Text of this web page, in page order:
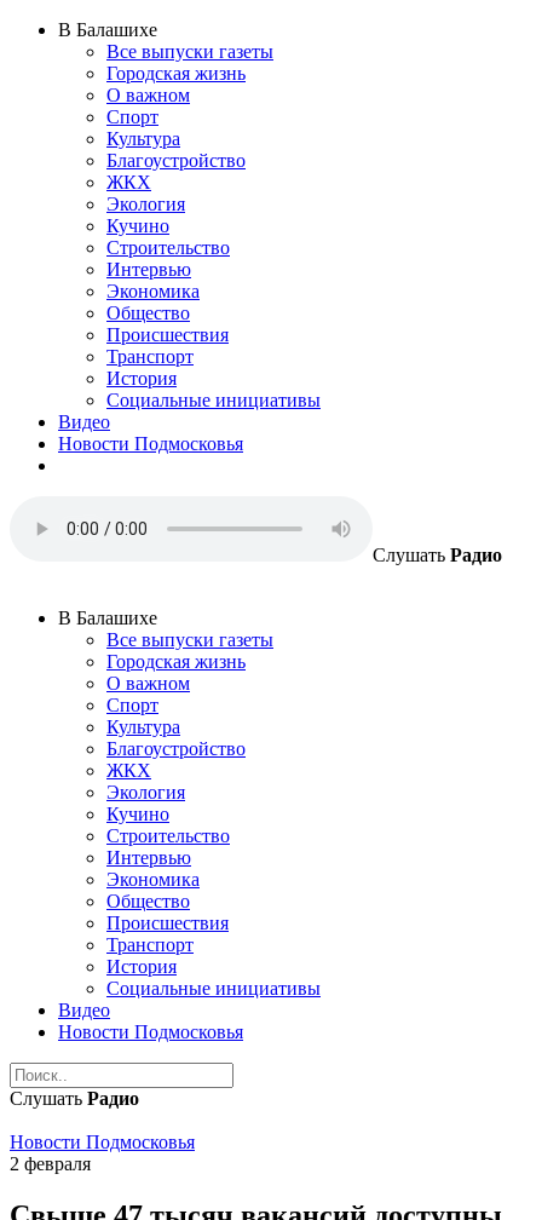
В Балашихе
Все выпуски газеты
Городская жизнь
О важном
Спорт
Культура
Благоустройство
ЖКХ
Экология
Кучино
Строительство
Интервью
Экономика
Общество
Происшествия
Транспорт
История
Социальные инициативы
Видео
Новости Подмосковья
Слушать Радио
В Балашихе
Все выпуски газеты
Городская жизнь
О важном
Спорт
Культура
Благоустройство
ЖКХ
Экология
Кучино
Строительство
Интервью
Экономика
Общество
Происшествия
Транспорт
История
Социальные инициативы
Видео
Новости Подмосковья
Слушать Радио
Новости Подмосковья
2 февраля